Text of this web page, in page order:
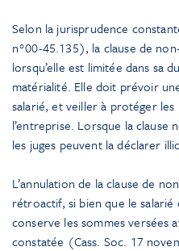
Selon la jurisprudence
n°00-45.135), la clause de
lorsqu’elle est limitée dans sa
matérialité. Elle doit prévoir
salarié, et veiller à protéger
l’entreprise. Lorsque la clause
les juges peuvent la déclarer
L’annulation de la clause de
rétroactif, si bien que le salarié
conserve les sommes versées
constatée (Cass. Soc. 17